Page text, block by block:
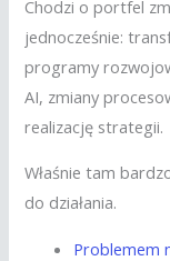
Chodzi o portfel
jednocześnie:
programy
AI, zmiany
realizację strategii.
Właśnie tam
do działania.
Problemem